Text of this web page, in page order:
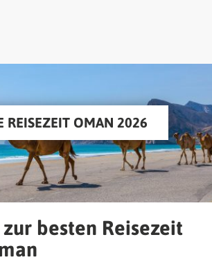
REISEZEIT OMAN 2026
besten Reisezeit